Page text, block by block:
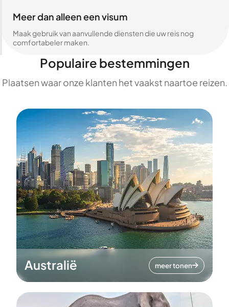
Meer dan alleen een visum
Maak gebruik van aanvullende diensten die uw reis nog
comfortabeler maken.
Populaire bestemmingen
Plaatsen waar onze klanten het vaakst naartoe reizen.
Australië meer tonen